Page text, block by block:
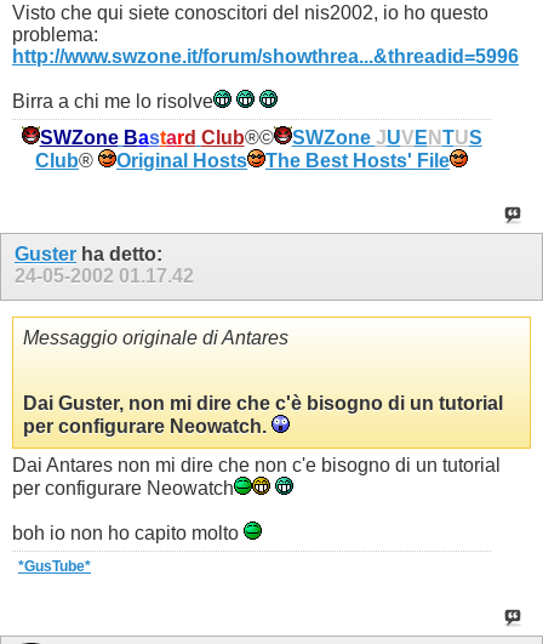
Visto che qui siete conoscitori del nis2002, io ho questo
problema:
http://www.swzone.it/forum/showthrea...&threadid=5996
Birra a chi me lo risolve
SWZone Bastard Club®© SWZone JUVE NTUS
Club® Original Hosts The Best Hosts' File
Guster ha detto:
24-05-2002 01.17.42
Messaggio originale di Antares
Dai Guster, non mi dire che c'è bisogno di un tutorial
per configurare Neowatch.
Dai Antares non mi dire che non c'e bisogno di un tutorial
per configurare Neowatch
boh io non ho capito molto
*GusTube*